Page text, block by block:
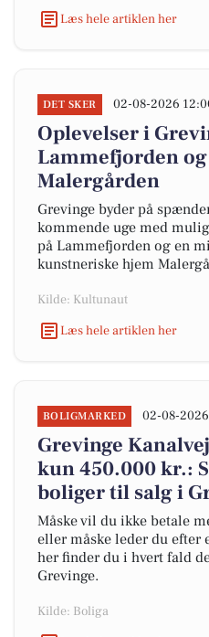
Læs hele artiklen her
DET SKER 02-08-2026
Oplevelser i
Lammefjorden
Malergården
Grevinge byder på
kommende uge med
på Lammefjorden og en
kunstneriske hjem
Kilde: Kultunaut
Læs hele artiklen her
BOLIGMARKED 02-08-
Grevinge
kun 450.000 kr.:
boliger til salg i
Måske vil du ikke betale
eller måske leder du
her finder du i hvert fald
Grevinge.
Kilde: Boliga